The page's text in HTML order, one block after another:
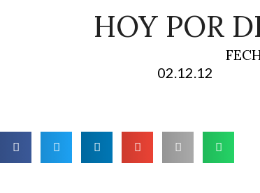
HOY POR
02.12.12